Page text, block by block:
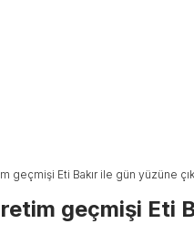
geçmişi Eti Bakır ile gün yüzüne
geçmişi Eti